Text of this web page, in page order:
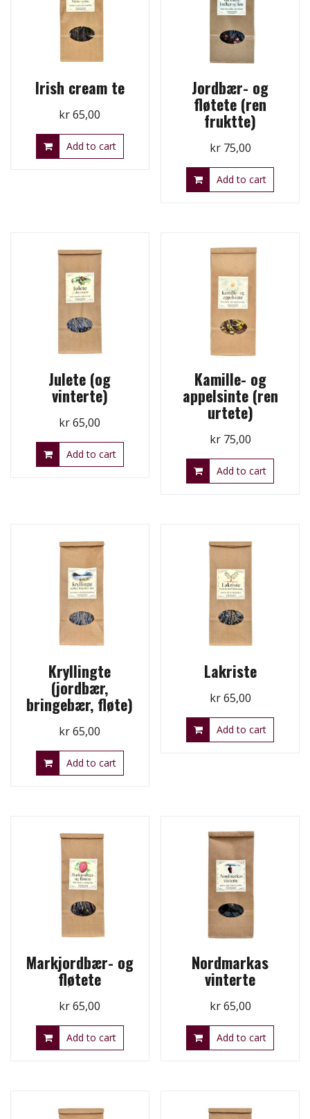
Irish cream te
kr65,00
Add to cart
Jordbær- og
fløtete (ren
fruktte)
kr75,00
Add to cart
Julete (og
vinterte)
kr65,00
Add to cart
Kamille- og
appelsinte (ren
urtete)
kr75,00
Add to cart
Kryllingte
(jordbær,
bringebær, fløte)
kr65,00
Add to cart
Lakriste
kr65,00
Add to cart
Markjordbær- og
fløtete
kr65,00
Add to cart
Nordmarkas
vinterte
kr65,00
Add to cart